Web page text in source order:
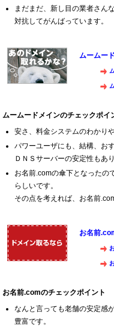
まだまだ、新し目の業者さん
対抗してがんばっています。
ムームー
ムームードメインのチェックポイ
安さ、料金システムのわかり
パワーユーザにも、結構、お
ＤＮＳサーバーの安定性もあり
お名前.comの傘下となったの
らしいです。
その点を考えれば、お名前
お名前
お名前.comのチェックポイント
なんと言っても老舗の安定感
豊富です。